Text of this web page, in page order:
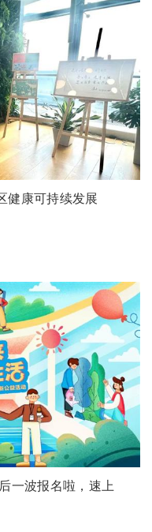
健康可持续发展
一波报名啦，速上